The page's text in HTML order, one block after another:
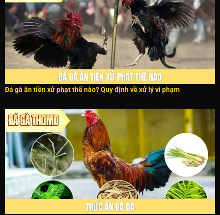
Đá gà ăn tiền xử phạt thế nào? Quy định về xử lý vi phạm